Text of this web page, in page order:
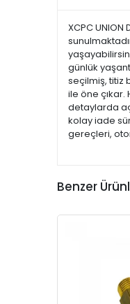
XCPC
günlük
seçilmiş, titiz
ile öne
detaylarda
kolay iade
gereçleri,
Benzer